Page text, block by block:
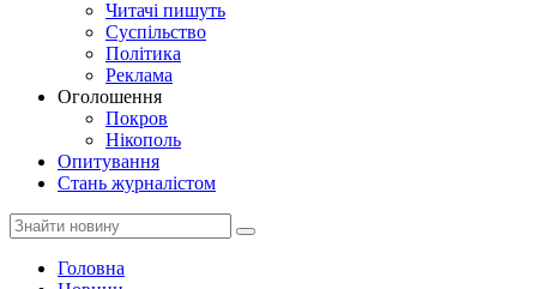
Читачі пишуть
Суспільство
Політика
Реклама
Оголошення
Покров
Нікополь
Опитування
Стань журналістом
Головна